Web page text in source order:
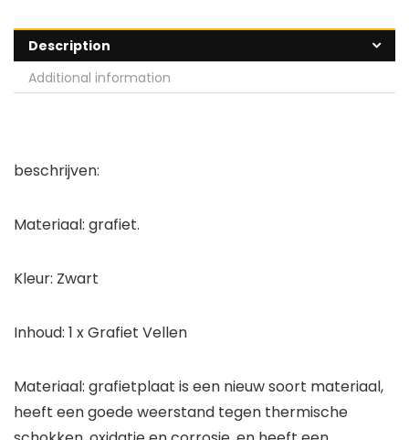
Description
Additional information
beschrijven:
Materiaal: grafiet.
Kleur: Zwart
Inhoud: 1 x Grafiet Vellen
Materiaal: grafietplaat is een nieuw soort materiaal,
heeft een goede weerstand tegen thermische